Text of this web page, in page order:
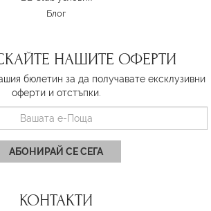
Блог
НАШИТЕ ОФЕРТИ
бюлетин за да получавате ексклузивни
оферти и отстъпки.
АБОНИРАЙ СЕ СЕГА
КОНТАКТИ